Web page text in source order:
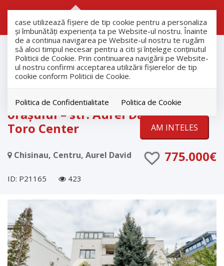
case utilizează fişiere de tip cookie pentru a personaliza
și îmbunătăți experiența ta pe Website-ul nostru. Înainte
de a continua navigarea pe Website-ul nostru te rugăm
să aloci timpul necesar pentru a citi și înțelege conținutul
Politicii de Cookie. Prin continuarea navigării pe Website-
ul nostru confirmi acceptarea utilizării fişierelor de tip
cookie conform Politicii de Cookie.
Politica de Confidentialitate Politica de Cookie
AM INTELES
Vanzare
Case
Chisinau
Centru
Casa exclusivistă în centrul
orașului – str. Aurel David, lângă
Toro Center
Chisinau, Centru, Aurel David 775.000€
ID: P21165 423